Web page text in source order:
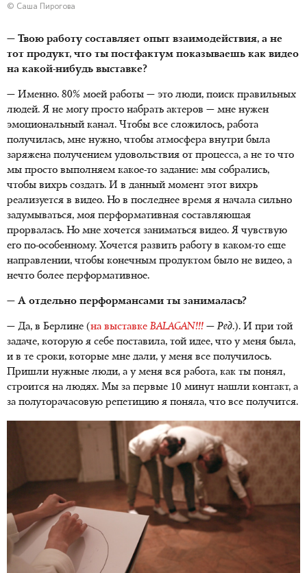
© Саша Пирогова
— Твою работу составляет опыт взаимодействия, а не
тот продукт, что ты постфактум показываешь как видео
на какой-нибудь выставке?
— Именно. 80% моей работы — это люди, поиск правильных
людей. Я не могу просто набрать актеров — мне нужен
эмоциональный канал. Чтобы все сложилось, работа
получилась, мне нужно, чтобы атмосфера внутри была
заряжена получением удовольствия от процесса, а не то что
мы просто выполняем какое-то задание: мы собрались,
чтобы вихрь создать. И в данный момент этот вихрь
реализуется в видео. Но в последнее время я начала сильно
задумываться, моя перформативная составляющая
прорвалась. Но мне хочется заниматься видео. Я чувствую
его по-особенному. Хочется развить работу в каком-то еще
направлении, чтобы конечным продуктом было не видео, а
нечто более перформативное.
— А отдельно перформансами ты занималась?
— Да, в Берлине (на выставкеBALAGAN!!! —Ред.). И при той
задаче, которую я себе поставила, той идее, что у меня была,
и в те сроки, которые мне дали, у меня все получилось.
Пришли нужные люди, а у меня вся работа, как ты понял,
строится на людях. Мы за первые 10 минут нашли контакт, а
за полуторачасовую репетицию я поняла, что все получится.